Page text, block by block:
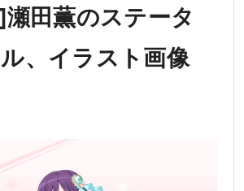
田薫のステータ
、イラスト画像